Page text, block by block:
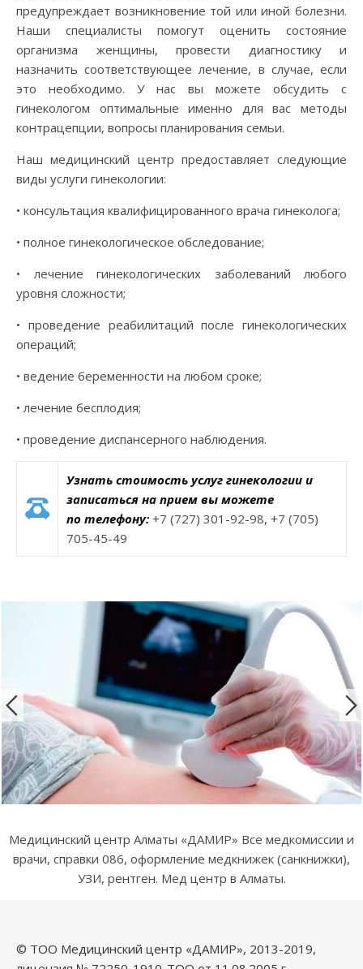
предупреждает возникновение той или иной болезни.
Наши специалисты помогут оценить состояние
организма женщины, провести диагностику и
назначить соответствующее лечение, в случае, если
это необходимо. У нас вы можете обсудить с
гинекологом оптимальные именно для вас методы
контрацепции, вопросы планирования семьи.
Наш медицинский центр предоставляет следующие
виды услуги гинекологии:
• консультация квалифицированного врача гинеколога;
• полное гинекологическое обследование;
• лечение гинекологических заболеваний любого
уровня сложности;
• проведение реабилитаций после гинекологических
операций;
• ведение беременности на любом сроке;
• лечение бесплодия;
• проведение диспансерного наблюдения.
Узнать стоимость услуг гинекологии и
записаться на прием вы можете
по телефону: +7 (727) 301-92-98, +7 (705)
705-45-49
Медицинский центр Алматы «ДАМИР» Все медкомиссии и
врачи, справки 086, оформление медкнижек (санкнижки),
УЗИ, рентген. Мед центр в Алматы.
© ТОО Медицинский центр «ДАМИР», 2013-2019,